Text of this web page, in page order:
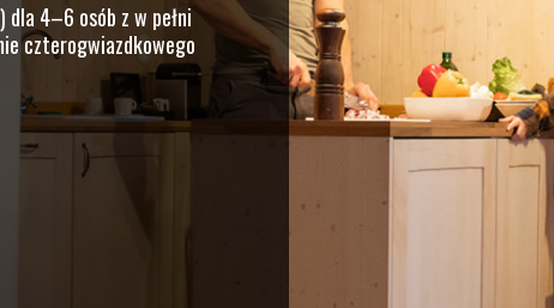
4–6 osób z w pełni
czterogwiazdkowego